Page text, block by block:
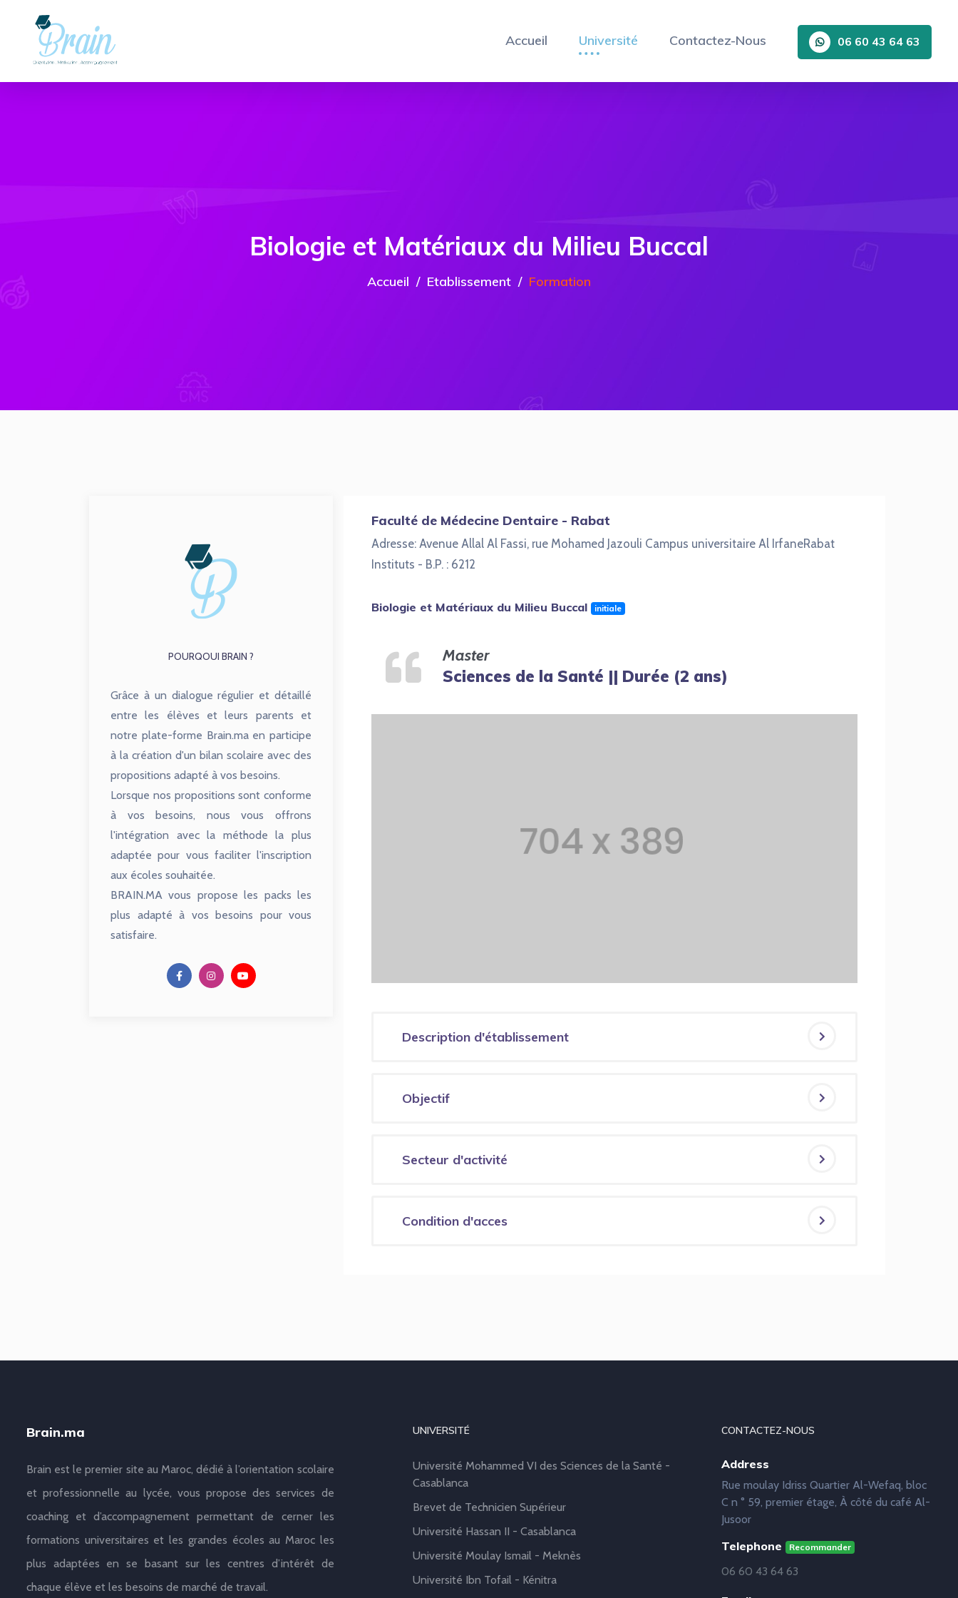
Accueil Université Contactez-Nous 06 60 43 64 63
Biologie et Matériaux du Milieu Buccal
Accueil Etablissement Formation
POURQOUI BRAIN ?
Grâce à un dialogue régulier et détaillé
entre les élèves et leurs parents et
notre plate-forme Brain.ma en participe
à la création d'un bilan scolaire avec des
propositions adapté à vos besoins.
Lorsque nos propositions sont conforme
à vos besoins, nous vous offrons
l'intégration avec la méthode la plus
adaptée pour vous faciliter l'inscription
aux écoles souhaitée.
BRAIN.MA vous propose les packs les
plus adapté à vos besoins pour vous
satisfaire.
Faculté de Médecine Dentaire - Rabat
Adresse: Avenue Allal Al Fassi, rue Mohamed Jazouli Campus universitaire Al IrfaneRabat
Instituts - B.P. : 6212
Biologie et Matériaux du Milieu Buccal initiale
Master
Sciences de la Santé || Durée (2 ans)
Description d'établissement
Objectif
Secteur d'activité
Condition d'acces
Brain.ma
Brain est le premier site au Maroc, dédié à l’orientation scolaire
et professionnelle au lycée, vous propose des services de
coaching et d’accompagnement permettant de cerner les
formations universitaires et les grandes écoles au Maroc les
plus adaptées en se basant sur les centres d’intérêt de
chaque élève et les besoins de marché de travail.
UNIVERSITÉ
Université Mohammed VI des Sciences de la Santé -
Casablanca
Brevet de Technicien Supérieur
Université Hassan II - Casablanca
Université Moulay Ismail - Meknès
Université Ibn Tofail - Kénitra
CONTACTEZ-NOUS
Address
Rue moulay Idriss Quartier Al-Wefaq, bloc
C n ° 59, premier étage, À côté du café Al-
Jusoor
Telephone Recommander
06 60 43 64 63